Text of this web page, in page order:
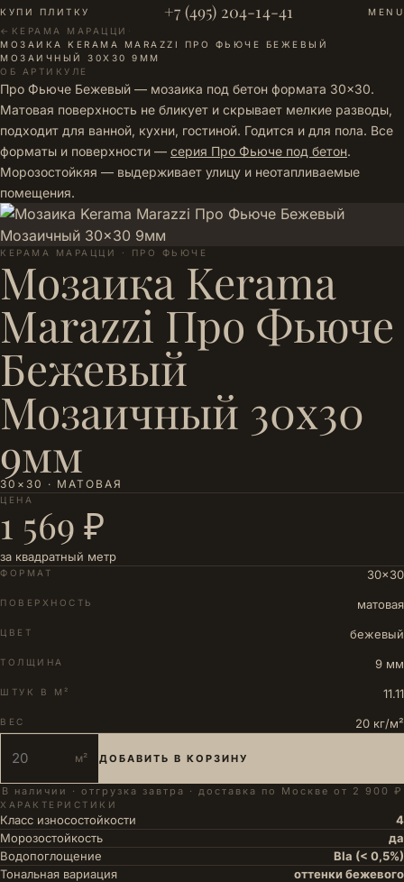
КУПИ ПЛИТКУ +7 (495) 204-14-41
MENU
← КЕРАМА МАРАЦЦИ ·
МОЗАИКА KERAMA MARAZZI ПРО ФЬЮЧЕ БЕЖЕВЫЙ
МОЗАИЧНЫЙ 30X30 9ММ
ОБ АРТИКУЛЕ
Про Фьюче Бежевый — мозаика под бетон формата 30×30.
Матовая поверхность не бликует и скрывает мелкие разводы,
подходит для ванной, кухни, гостиной. Годится и для пола. Все
форматы и поверхности — серия Про Фьюче под бетон.
Морозостойкяя — выдерживает улицу и неотапливаемые
помещения.
КЕРАМА МАРАЦЦИ · ПРО ФЬЮЧЕ
Мозаика Kerama
Marazzi Про Фьюче
Бежевый
Мозаичный 30x30
9мм
30×30 · МАТОВАЯ
ЦЕНА
1 569 ₽
за квадратный метр
ФОРМАТ 30×30
ПОВЕРХНОСТЬ матовая
ЦВЕТ бежевый
ТОЛЩИНА 9 мм
ШТУК В М² 11.11
ВЕС 20 кг/м²
м² ДОБАВИТЬ В КОРЗИНУ
В наличии · отгрузка завтра · доставка по Москве от 2 900 ₽
ХАРАКТЕРИСТИКИ
Класс износостойкости
4
Морозостойкость
да
Водопоглощение
BIa (< 0,5%)
Тональная вариация
оттенки бежевого